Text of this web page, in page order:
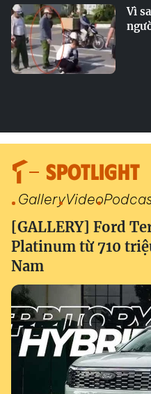
Vì
SPOTLIGHT
GalleryVideo
[GALLERY] Ford
Platinum từ 710
Nam